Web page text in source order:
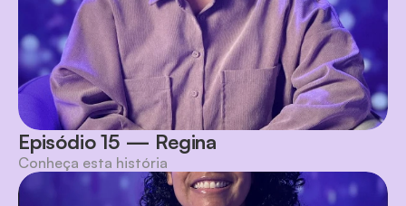
Episódio 15 — Regina
Conheça esta história